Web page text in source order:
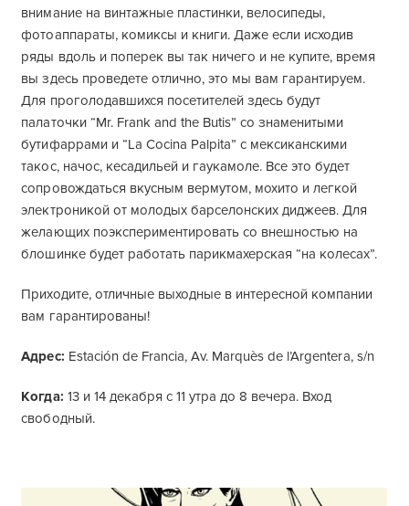
внимание на винтажные пластинки, велосипеды,
фотоаппараты, комиксы и книги. Даже если исходив
ряды вдоль и поперек вы так ничего и не купите, время
вы здесь проведете отлично, это мы вам гарантируем.
Для проголодавшихся посетителей здесь будут
палаточки “Mr. Frank and the Butis” со знаменитыми
бутифаррами и “La Cocina Palpita” с мексиканскими
такос, начос, кесадильей и гаукамоле. Все это будет
сопровождаться вкусным вермутом, мохито и легкой
электроникой от молодых барселонских диджеев. Для
желающих поэкспериментировать со внешностью на
блошинке будет работать парикмахерская “на колесах”.
Приходите, отличные выходные в интересной компании
вам гарантированы!
Адрес: Estación de Francia, Av. Marquès de l’Argentera, s/n
Когда: 13 и 14 декабря с 11 утра до 8 вечера. Вход
свободный.